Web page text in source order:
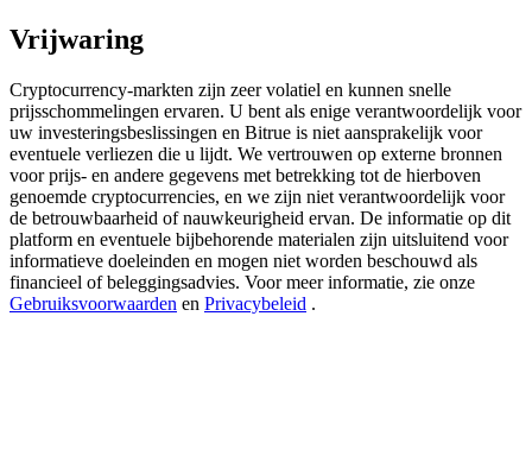
USDT New User Exclusive 10% APR
USDT Flexible Staking | Daily Rewards
BTC New User Exclusive: 6.5% APR
Vrijwaring
Cryptocurrency-markten zijn zeer volatiel en kunnen snelle
prijsschommelingen ervaren. U bent als enige verantwoordelijk voor
uw investeringsbeslissingen en Bitrue is niet aansprakelijk voor
eventuele verliezen die u lijdt. We vertrouwen op externe bronnen
voor prijs- en andere gegevens met betrekking tot de hierboven
genoemde cryptocurrencies, en we zijn niet verantwoordelijk voor
de betrouwbaarheid of nauwkeurigheid ervan. De informatie op dit
platform en eventuele bijbehorende materialen zijn uitsluitend voor
informatieve doeleinden en mogen niet worden beschouwd als
financieel of beleggingsadvies. Voor meer informatie, zie onze
Gebruiksvoorwaarden en Privacybeleid .